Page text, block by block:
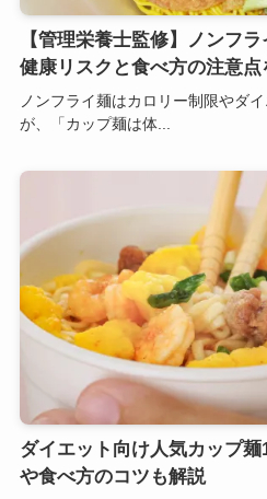
【管理栄養士監修】ノンフ
健康リスクと食べ方の注意点
ノンフライ麺はカロリー制限やダ
が、「カップ麺は体...
ダイエット向け人気カップ
や食べ方のコツも解説